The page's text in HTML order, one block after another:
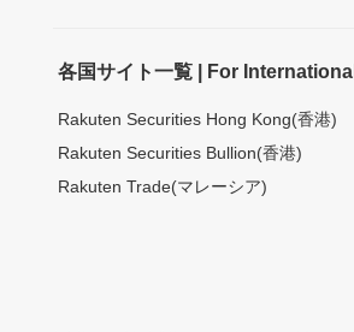
各国サイト一覧 | For International
Rakuten Securities Hong Kong(香港)
Rakuten Securities Bullion(香港)
Rakuten Trade(マレーシア)